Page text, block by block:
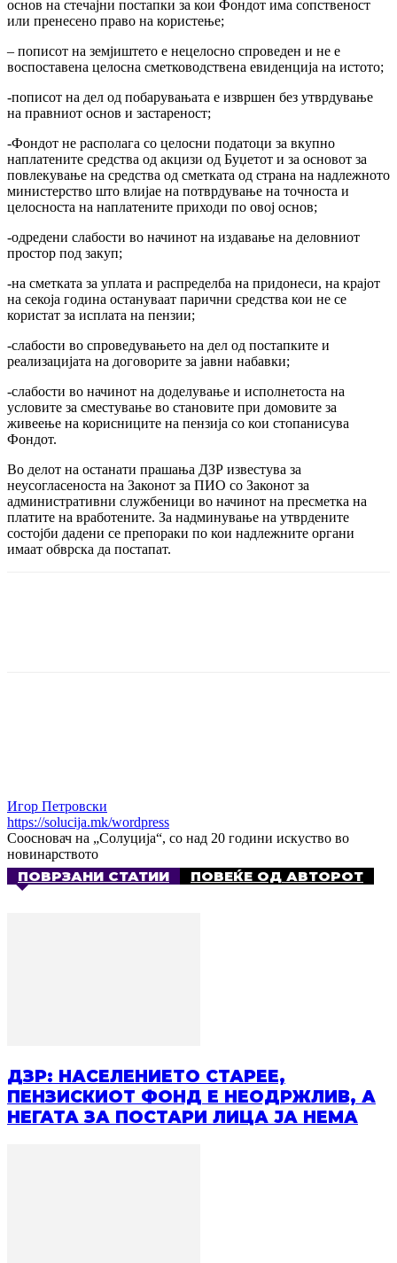
основ на стечајни постапки за кои Фондот има сопственост
или пренесено право на користење;
– пописот на земјиштето е нецелосно спроведен и не е
воспоставена целосна сметководствена евиденција на истото;
-пописот на дел од побарувањата е извршен без утврдување
на правниот основ и застареност;
-Фондот не располага со целосни податоци за вкупно
наплатените средства од акцизи од Буџетот и за основот за
повлекување на средства од сметката од страна на надлежното
министерство што влијае на потврдување на точноста и
целосноста на наплатените приходи по овој основ;
-одредени слабости во начинот на издавање на деловниот
простор под закуп;
-на сметката за уплата и распределба на придонеси, на крајот
на секоја година остануваат парични средства кои не се
користат за исплата на пензии;
-слабости во спроведувањето на дел од постапките и
реализацијата на договорите за јавни набавки;
-слабости во начинот на доделување и исполнетоста на
условите за сместување во становите при домовите за
живеење на корисниците на пензија со кои стопанисува
Фондот.
Во делот на останати прашања ДЗР известува за
неусогласеноста на Законот за ПИО со Законот за
административни службеници во начинот на пресметка на
платите на вработените. За надминување на утврдените
состојби дадени се препораки по кои надлежните органи
имаат обврска да постапат.
Игор Петровски
https://solucija.mk/wordpress
Соосновач на „Солуција“, со над 20 години искуство во
новинарството
ПОВРЗАНИ СТАТИИ ПОВЕЌЕ ОД АВТОРОТ
ДЗР: НАСЕЛЕНИЕТО СТАРЕЕ,
ПЕНЗИСКИОТ ФОНД Е НЕОДРЖЛИВ, А
НЕГАТА ЗА ПОСТАРИ ЛИЦА ЈА НЕМА